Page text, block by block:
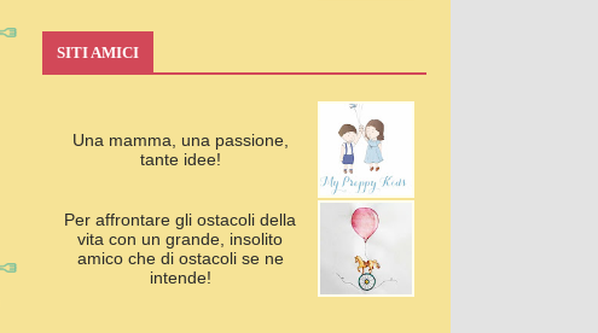
SITI AMICI
Una mamma, una passione,
tante idee!
Per affrontare gli ostacoli della
vita con un grande, insolito
amico che di ostacoli se ne
intende!